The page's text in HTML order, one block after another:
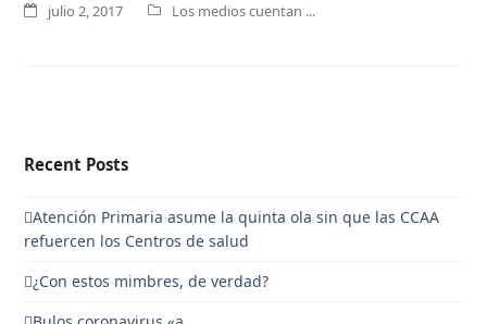
julio 2, 2017 Los medios cuentan ...
Recent Posts
Atención Primaria asume la quinta ola sin que las CCAA
refuercen los Centros de salud
¿Con estos mimbres, de verdad?